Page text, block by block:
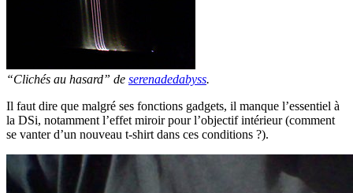
“Clichés au hasard” de serenadedabyss.
Il faut dire que malgré ses fonctions gadgets, il manque l’essentiel à
la DSi, notamment l’effet miroir pour l’objectif intérieur (comment
se vanter d’un nouveau t-shirt dans ces conditions ?).